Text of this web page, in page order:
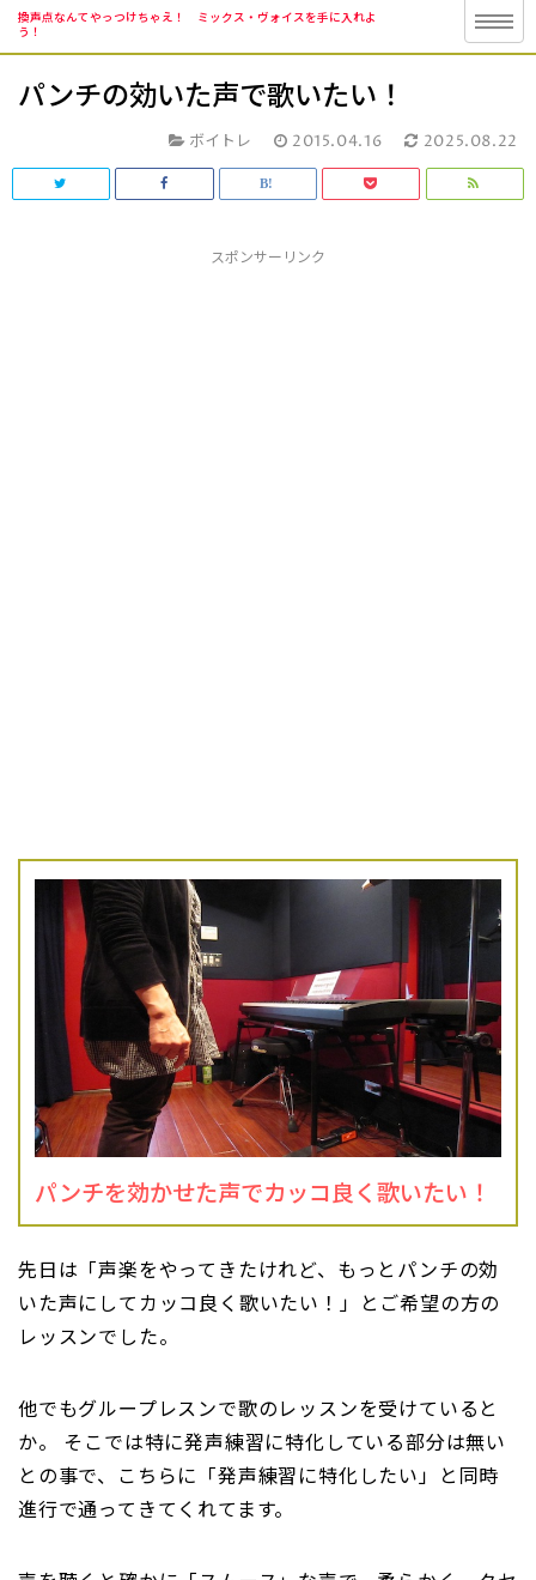
換声点なんてやっつけちゃえ！ ミックス・ヴォイスを手に入れよ
う！
パンチの効いた声で歌いたい！
ボイトレ 2015.04.16 2025.08.22
スポンサーリンク
パンチを効かせた声でカッコ良く歌いたい！
先日は「声楽をやってきたけれど、もっとパンチの効
いた声にしてカッコ良く歌いたい！」とご希望の方の
レッスンでした。
他でもグループレスンで歌のレッスンを受けていると
か。 そこでは特に発声練習に特化している部分は無い
との事で、こちらに「発声練習に特化したい」と同時
進行で通ってきてくれてます。